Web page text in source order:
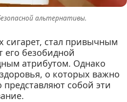
альтернативы.
сигарет, стал привычным
безобидной
атрибутом. Однако
о которых важно
собой эти